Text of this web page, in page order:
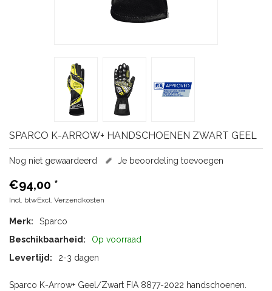
SPARCO K-ARROW+ HANDSCHOENEN ZWART GEEL
Nog niet gewaardeerd Je beoordeling toevoegen
€94,00 *
Incl. btwExcl. Verzendkosten
Merk:
Sparco
Beschikbaarheid:
Op voorraad
Levertijd:
2-3 dagen
Sparco K-Arrow+ Geel/Zwart FIA 8877-2022 handschoenen.